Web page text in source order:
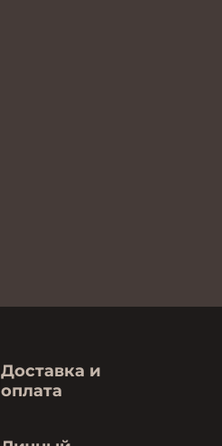
Доставка и
оплата